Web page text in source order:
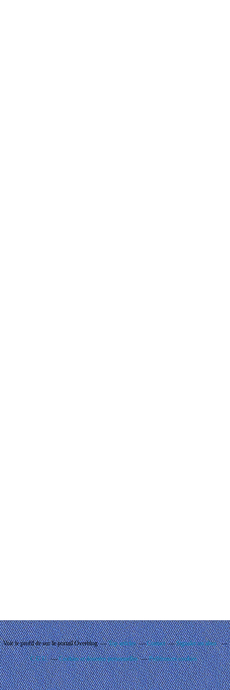
Voir le profil desur le portail Overblog Top articles Contact Signaler un abus
C.G.U. Cookies et données personnelles Préférences cookies